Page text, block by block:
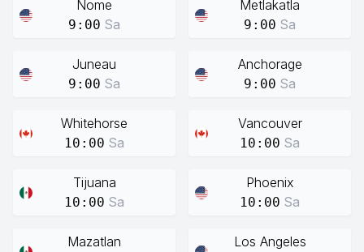
Nome
9:00 Sa
Metlakatla
9:00 Sa
Juneau
9:00 Sa
Anchorage
9:00 Sa
Whitehorse
10:00 Sa
Vancouver
10:00 Sa
Tijuana
10:00 Sa
Phoenix
10:00 Sa
Mazatlan Los Angeles